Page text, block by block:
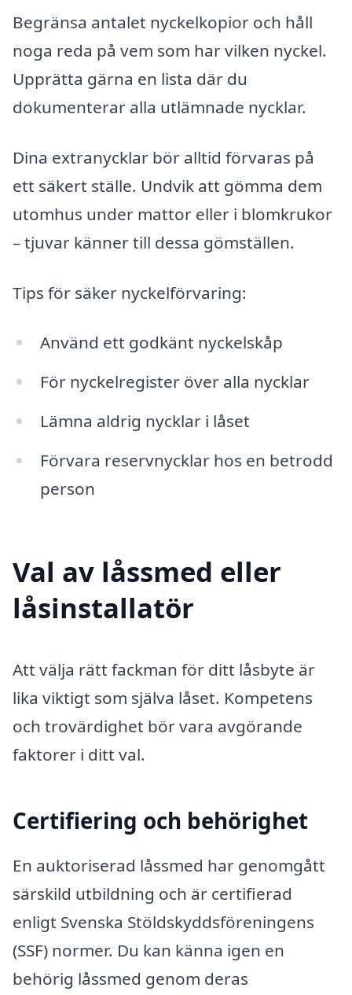
Begränsa antalet nyckelkopior och håll
noga reda på vem som har vilken nyckel.
Upprätta gärna en lista där du
dokumenterar alla utlämnade nycklar.
Dina extranycklar bör alltid förvaras på
ett säkert ställe. Undvik att gömma dem
utomhus under mattor eller i blomkrukor
– tjuvar känner till dessa gömställen.
Tips för säker nyckelförvaring:
Använd ett godkänt nyckelskåp
För nyckelregister över alla nycklar
Lämna aldrig nycklar i låset
Förvara reservnycklar hos en betrodd
person
Val av låssmed eller
låsinstallatör
Att välja rätt fackman för ditt låsbyte är
lika viktigt som själva låset. Kompetens
och trovärdighet bör vara avgörande
faktorer i ditt val.
Certifiering och behörighet
En auktoriserad låssmed har genomgått
särskild utbildning och är certifierad
enligt Svenska Stöldskyddsföreningens
(SSF) normer. Du kan känna igen en
behörig låssmed genom deras